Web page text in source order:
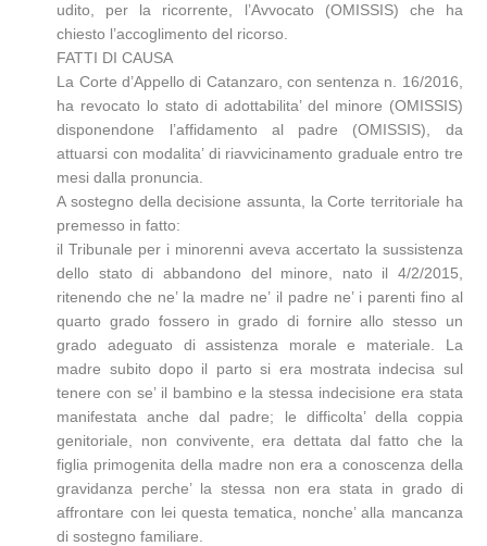
udito, per la ricorrente, l’Avvocato (OMISSIS) che ha
chiesto l’accoglimento del ricorso.
FATTI DI CAUSA
La Corte d’Appello di Catanzaro, con sentenza n. 16/2016,
ha revocato lo stato di adottabilita’ del minore (OMISSIS)
disponendone l’affidamento al padre (OMISSIS), da
attuarsi con modalita’ di riavvicinamento graduale entro tre
mesi dalla pronuncia.
A sostegno della decisione assunta, la Corte territoriale ha
premesso in fatto:
il Tribunale per i minorenni aveva accertato la sussistenza
dello stato di abbandono del minore, nato il 4/2/2015,
ritenendo che ne’ la madre ne’ il padre ne’ i parenti fino al
quarto grado fossero in grado di fornire allo stesso un
grado adeguato di assistenza morale e materiale. La
madre subito dopo il parto si era mostrata indecisa sul
tenere con se’ il bambino e la stessa indecisione era stata
manifestata anche dal padre; le difficolta’ della coppia
genitoriale, non convivente, era dettata dal fatto che la
figlia primogenita della madre non era a conoscenza della
gravidanza perche’ la stessa non era stata in grado di
affrontare con lei questa tematica, nonche’ alla mancanza
di sostegno familiare.